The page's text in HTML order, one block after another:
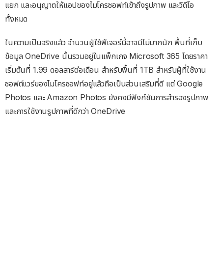
แยก และอนุญาตให้แอปของไมโครซอฟท์เข้าถึงรูปภาพ และวิดีโอ
ทั้งหมด
ในความเป็นจริงแล้ว จำนวนผู้ใช้ฟีเจอร์นี้อาจมีไม่มากนัก พื้นที่เก็บ
ข้อมูล OneDrive นั้นรวมอยู่ในแพ็กเกจ Microsoft 365 โดยราคา
เริ่มต้นที่ 1.99 ดอลลาร์ต่อเดือน สำหรับพื้นที่ 1TB สำหรับผู้ที่ใช้งาน
ซอฟต์แวร์ของไมโครซอฟท์อยู่แล้วถือเป็นส่วนเสริมที่ดี แต่ Google
Photos และ Amazon Photos ยังคงมีฟังก์ชันการสำรองรูปภาพ
และการใช้งานรูปภาพที่ดีกว่า OneDrive